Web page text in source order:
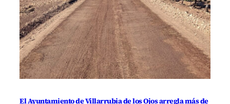
El Ayuntamiento de Villarrubia de los Ojos arregla más de